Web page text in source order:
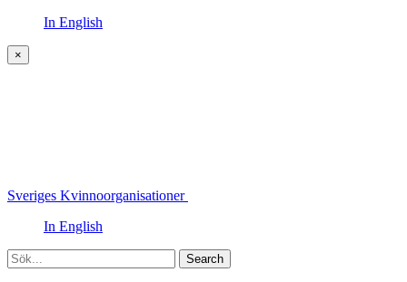
In English
×
Sveriges Kvinnoorganisationer
In English
Sök